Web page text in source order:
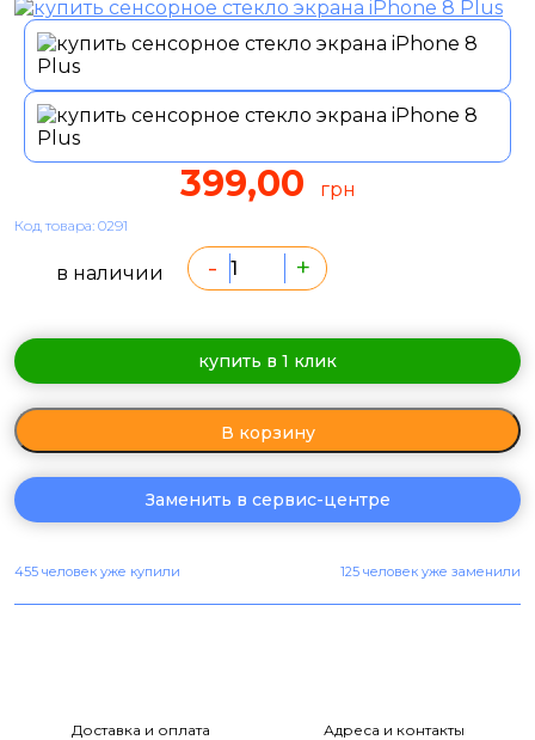
399,00 грн
Код товара: 0291
в наличии - +
купить в 1 клик
В корзину
Заменить в сервис-центре
455 человек уже купили 125 человек уже заменили
Доставка и оплата Адреса и контакты